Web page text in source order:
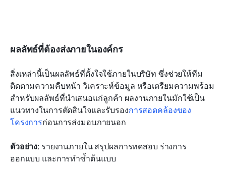
ผลลัพธ์ที่ต้องส่งภายในองค์กร
สิ่งเหล่านี้เป็นผลลัพธ์ที่ตั้งใจใช้ภายในบริษัท ซึ่งช่วยให้ทีม
ติดตามความคืบหน้า วิเคราะห์ข้อมูล หรือเตรียมความพร้อม
สำหรับผลลัพธ์ที่นำเสนอแก่ลูกค้า ผลงานภายในมักใช้เป็น
แนวทางในการตัดสินใจและรับรองการสอดคล้องของ
โครงการก่อนการส่งมอบภายนอก
ตัวอย่าง: รายงานภายใน สรุปผลการทดสอบ ร่างการ
ออกแบบ และการทำซ้ำต้นแบบ